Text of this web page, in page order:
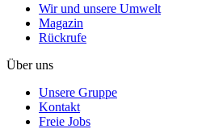
Wir und unsere Umwelt
Magazin
Rückrufe
Über uns
Unsere Gruppe
Kontakt
Freie Jobs